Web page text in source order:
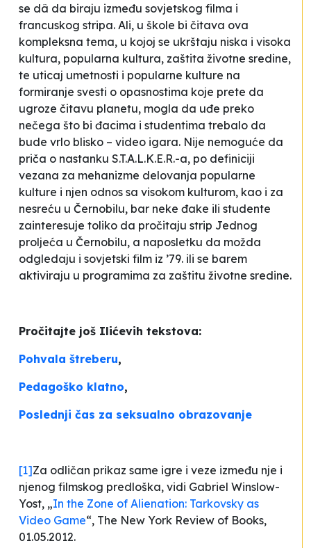
se dâ da biraju između sovjetskog filma i
francuskog stripa. Ali, u škole bi čitava ova
kompleksna tema, u kojoj se ukrštaju niska i visoka
kultura, popularna kultura, zaštita životne sredine,
te uticaj umetnosti i popularne kulture na
formiranje svesti o opasnostima koje prete da
ugroze čitavu planetu, mogla da uđe preko
nečega što bi đacima i studentima trebalo da
bude vrlo blisko – video igara. Nije nemoguće da
priča o nastanku S.T.A.L.K.E.R.-a, po definiciji
vezana za mehanizme delovanja popularne
kulture i njen odnos sa visokom kulturom, kao i za
nesreću u Černobilu, bar neke đake ili studente
zainteresuje toliko da pročitaju strip Jednog
proljeća u Černobilu, a naposletku da možda
odgledaju i sovjetski film iz ’79. ili se barem
aktiviraju u programima za zaštitu životne sredine.
Pročitajte još Ilićevih tekstova:
Pohvala štreberu,
Pedagoško klatno,
Poslednji čas za seksualno obrazovanje
[1]Za odličan prikaz same igre i veze između nje i
njenog filmskog predloška, vidi Gabriel Winslow-
Yost, „In the Zone of Alienation: Tarkovsky as
Video Game“, The New York Review of Books,
01.05.2012.